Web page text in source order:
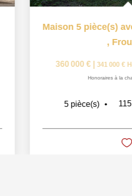
Maison Grisy Les Platres 10 pièce(s) 222 m2
Honoraires non inclus|
Réf : 4612